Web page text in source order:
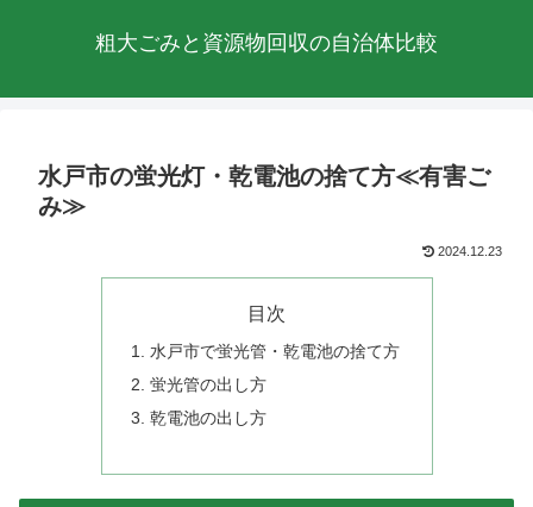
粗大ごみと資源物回収の自治体比較
水戸市の蛍光灯・乾電池の捨て方≪有害ご
み≫
2024.12.23
目次
水戸市で蛍光管・乾電池の捨て方
蛍光管の出し方
乾電池の出し方